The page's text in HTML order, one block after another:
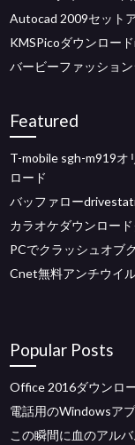
Autocad 2009セット
KMSPicoダウンロー
バービーファッショ
Featured
T-mobile sgh-m919オ
ロード
バッファロー
カラオケダウンロー
PCでクラッシュオブ
Cnet無料アンチウイ
Popular Posts
Office 2016ダウンロ
電話用のWindowsア
この瞬間に血のアル